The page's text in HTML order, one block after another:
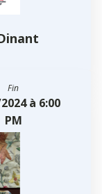
Fin
à 6:00
PM